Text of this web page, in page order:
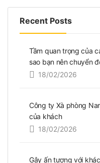
Recent Posts
Tầm quan trọng của
sao bạn nên chuyển
18/02/2026
Công ty Xà phòng
của khách
18/02/2026
Gây ấn tượng với